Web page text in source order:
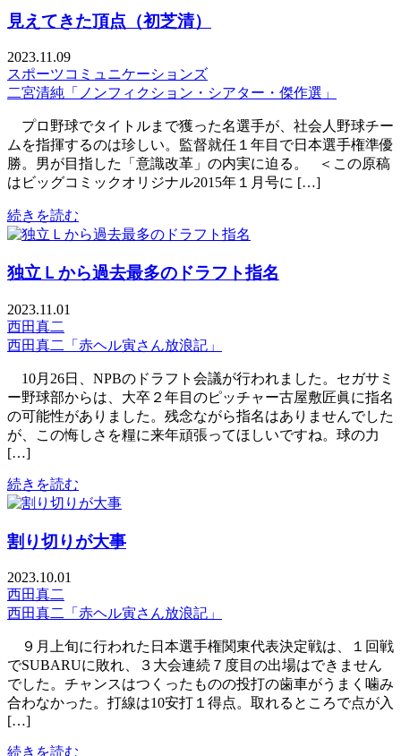
見えてきた頂点（初芝清）
2023.11.09
スポーツコミュニケーションズ
二宮清純「ノンフィクション・シアター・傑作選」
プロ野球でタイトルまで獲った名選手が、社会人野球チー
ムを指揮するのは珍しい。監督就任１年目で日本選手権準優
勝。男が目指した「意識改革」の内実に迫る。 ＜この原稿
はビッグコミックオリジナル2015年１月号に […]
続きを読む
独立Ｌから過去最多のドラフト指名
2023.11.01
西田真二
西田真二「赤ヘル寅さん放浪記」
10月26日、NPBのドラフト会議が行われました。セガサミ
ー野球部からは、大卒２年目のピッチャー古屋敷匠眞に指名
の可能性がありました。残念ながら指名はありませんでした
が、この悔しさを糧に来年頑張ってほしいですね。球の力
[…]
続きを読む
割り切りが大事
2023.10.01
西田真二
西田真二「赤ヘル寅さん放浪記」
９月上旬に行われた日本選手権関東代表決定戦は、１回戦
でSUBARUに敗れ、３大会連続７度目の出場はできません
でした。チャンスはつくったものの投打の歯車がうまく噛み
合わなかった。打線は10安打１得点。取れるところで点が入
[…]
続きを読む